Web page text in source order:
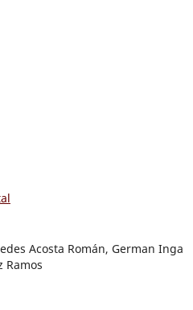
Acosta Román, German Inga
Ramos